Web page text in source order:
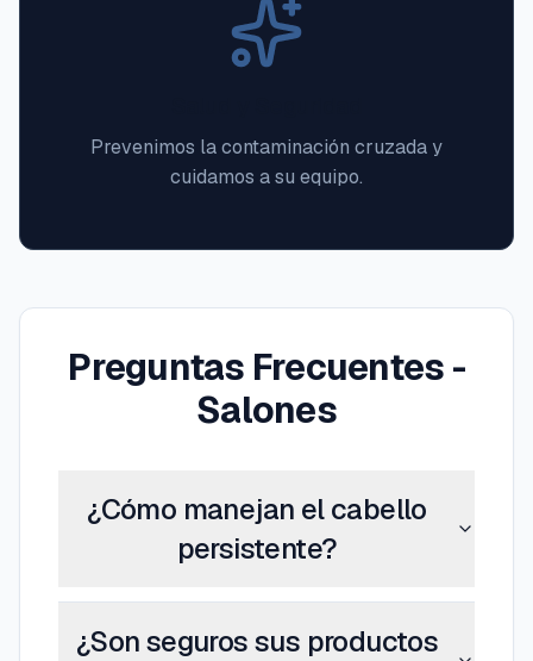
Prevenimos la contaminación cruzada y
cuidamos a su equipo.
Preguntas Frecuentes -
Salones
¿Cómo manejan el cabello
persistente?
¿Son seguros sus productos